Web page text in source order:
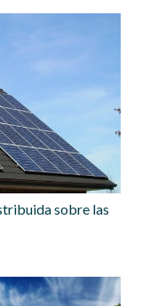
sobre las